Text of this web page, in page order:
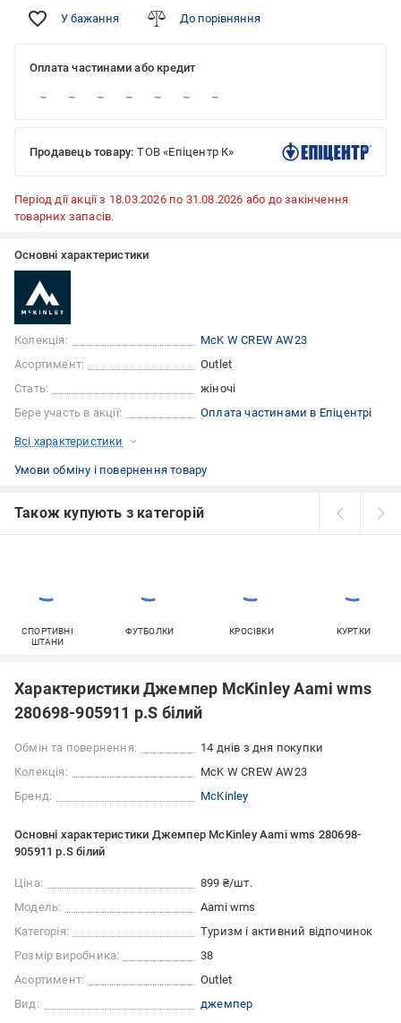
У бажання До порівняння
Оплата частинами або кредит
Продавець товару: ТОВ «Епіцентр К»
Період дії акції з 18.03.2026 по 31.08.2026 або до закінчення
товарних запасів.
Основні характеристики
Колекція:
McK W CREW AW23
Асортимент:
Outlet
Стать:
жіночі
Бере участь в акції:
Оплата частинами в Епіцентрі
Всі характеристики
Умови обміну і повернення товару
Також купують з категорій
СПОРТИВНІ
ШТАНИ
ФУТБОЛКИ КРОСІВКИ КУРТКИ
Характеристики Джемпер McKinley Aami wms
280698-905911 р.S білий
Обмін та повернення:
14 днів з дня покупки
Колекція:
McK W CREW AW23
Бренд:
McKinley
Основні характеристики Джемпер McKinley Aami wms 280698-
905911 р.S білий
Ціна:
899 ₴/шт.
Модель:
Aami wms
Категорія:
Туризм і активний відпочинок
Розмір виробника:
38
Асортимент:
Outlet
Вид:
джемпер